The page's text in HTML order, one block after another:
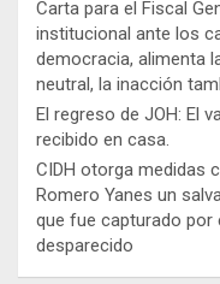
Carta para el Fiscal
institucional ante los
democracia, alimenta
neutral, la inacción
El regreso de JOH: El
recibido en casa.
CIDH otorga medidas
Romero Yanes un
que fue capturado por
desparecido